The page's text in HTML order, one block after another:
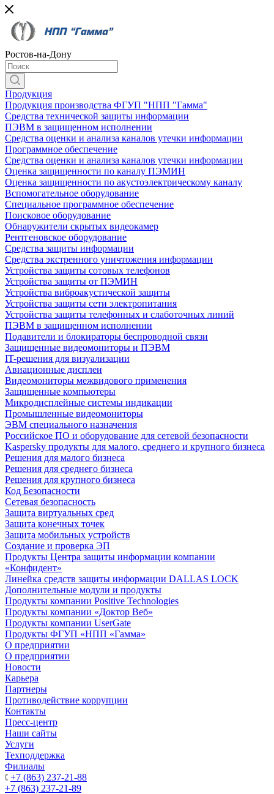
Ростов-на-Дону
Продукция
Продукция производства ФГУП "НПП "Гамма"
Средства технической защиты информации
ПЭВМ в защищенном исполнении
Средства оценки и анализа каналов утечки информации
Программное обеспечение
Средства оценки и анализа каналов утечки информации
Оценка защищенности по каналу ПЭМИН
Оценка защищенности по акустоэлектрическому каналу
Вспомогательное оборудование
Специальное программное обеспечение
Поисковое оборудование
Обнаружители скрытых видеокамер
Рентгеновское оборудование
Средства защиты информации
Средства экстренного уничтожения информации
Устройства защиты сотовых телефонов
Устройства защиты от ПЭМИН
Устройства виброакустической защиты
Устройства защиты сети электропитания
Устройства защиты телефонных и слаботочных линий
ПЭВМ в защищенном исполнении
Подавители и блокираторы беспроводной связи
Защищенные видеомониторы и ПЭВМ
IT-решения для визуализации
Авиационные дисплеи
Видеомониторы межвидового применения
Защищенные компьютеры
Микродисплейные системы индикации
Промышленные видеомониторы
ЭВМ специального назначения
Российское ПО и оборудование для сетевой безопасности
Kaspersky продукты для малого, среднего и крупного бизнеса
Решения для малого бизнеса
Решения для среднего бизнеса
Решения для крупного бизнеса
Код Безопасности
Сетевая безопасность
Защита виртуальных сред
Защита конечных точек
Защита мобильных устройств
Создание и проверка ЭП
Продукты Центра защиты информации компании
«Конфидент»
Линейка средств защиты информации DALLAS LOCK
Дополнительные модули и продукты
Продукты компании Positive Technologies
Продукты компании «Доктор Веб»
Продукты компании UserGate
Продукты ФГУП «НПП «Гамма»
О предприятии
О предприятии
Новости
Карьера
Партнеры
Противодействие коррупции
Контакты
Пресс-центр
Наши сайты
Услуги
Техподдержка
Филиалы
+7 (863) 237-21-88
+7 (863) 237-21-89